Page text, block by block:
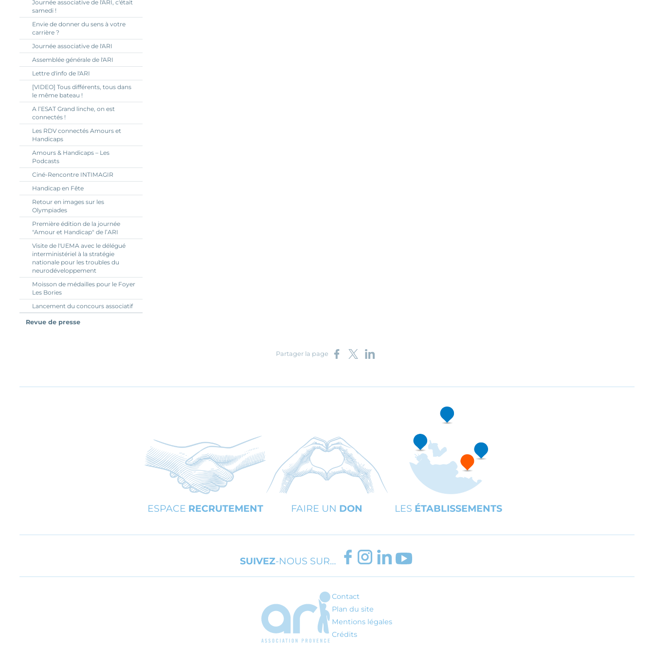
Journée associative de l'ARI, c'était
samedi !
Envie de donner du sens à votre
carrière ?
Journée associative de l'ARI
Assemblée générale de l'ARI
Lettre d'info de l'ARI
[VIDEO] Tous différents, tous dans
le même bateau !
A l’ESAT Grand linche, on est
connectés !
Les RDV connectés Amours et
Handicaps
Amours & Handicaps – Les
Podcasts
Ciné-Rencontre INTIMAGIR
Handicap en Fête
Retour en images sur les
Olympiades
Première édition de la journée
"Amour et Handicap" de l’ARI
Visite de l'UEMA avec le délégué
interministériel à la stratégie
nationale pour les troubles du
neurodéveloppement
Moisson de médailles pour le Foyer
Les Bories
Lancement du concours associatif
Revue de presse
Partager la page Partager sur Facebook
Partager sur X
Partager sur LinkedIn
ESPACE RECRUTEMENT FAIRE UN DON LES ÉTABLISSEMENTS
SUIVEZ-NOUS SUR…
FACEBOOK
INSTAGRAM
LINKEDIN
YOUTUBE
ARI - Association régionale pour l'intégration des personnes en situation de handicap ou en
Contact
Plan du site
Mentions légales
Crédits